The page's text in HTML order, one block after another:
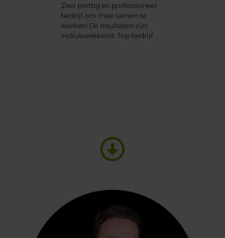
Zeer prettig en professioneel
bedrijf om mee samen te
werken! De resultaten zijn
indrukwekkend. Top bedrijf.